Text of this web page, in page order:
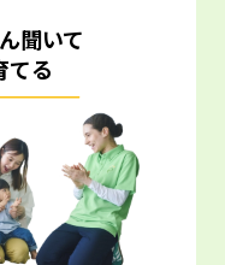
聞いて
てる